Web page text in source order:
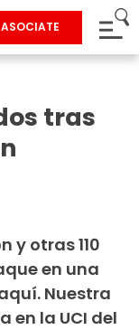
ASOCIATE
tras
y otras 110
en una
Nuestra
en la UCI del